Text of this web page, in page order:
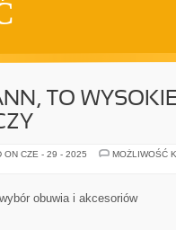
TO
ON CZE - 29 - 2025
MOŻLIWOŚĆ
obuwia i akcesoriów